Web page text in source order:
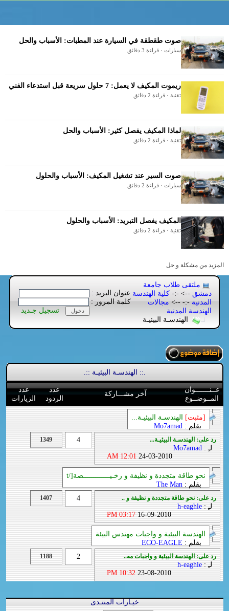
صوت طقطقة في السيارة عند المطبات: الأسباب والحل
سيارات · قراءة 3 دقائق
ريموت المكيف لا يعمل: 7 حلول سريعة قبل استدعاء الفني
تقنية · قراءة 2 دقائق
لماذا المكيف يفصل كثير: الأسباب والحل
تقنية · قراءة 2 دقائق
صوت السير عند تشغيل المكيف: الأسباب والحلول
سيارات · قراءة 2 دقائق
المكيف يفصل التبريد: الأسباب والحلول
تقنية · قراءة 2 دقائق
المزيد من مشكلة و حل
ملتقى طلاب جامعة
دمشق --> -:- كلية الهندسة
المدنية -:- --> مجالات
الهندسة المدنية
الهندسـة البيئيـة
عنوان البريد :
كلمة المرور :
تسجيل جـديد
.:: الهندسـة البيئيـة ::.
عــنـــــــوان
المــوضــوع
آخر مشـــاركة
عدد
الردود
عدد
الزيارات
[مثبت]
الهندسـة البيئيـة...
بقلم :Mo7amad
رد على: الهندسـة البيئيـة...
لـِ :Mo7amad
24-03-2010
12:01 AM
4
1349
نحو طاقة متجددة و نظيفة و رخـيـــــــــــــصة[/t
بقلم :The Man
رد على: نحو طاقة متجددة و نظيفة و ..
لـِ :h-eaghle
16-09-2010
03:17 PM
4
1407
الهندسة البيئية و واجبات مهندس البيئة
بقلم : ECO-EAGLE
رد على: الهندسة البيئية و واجبات مه..
لـِ :h-eaghle
23-08-2010
10:32 PM
2
1188
خيـارات المنتـدى